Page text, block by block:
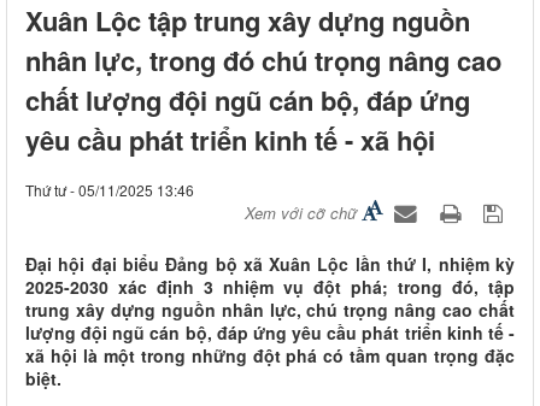
Xuân Lộc tập trung xây dựng nguồn
nhân lực, trong đó chú trọng nâng cao
chất lượng đội ngũ cán bộ, đáp ứng
yêu cầu phát triển kinh tế - xã hội
Thứ tư - 05/11/2025 13:46
Xem với cỡ chữ
Đại hội đại biểu Đảng bộ xã Xuân Lộc lần thứ I, nhiệm kỳ
2025-2030 xác định 3 nhiệm vụ đột phá; trong đó, tập
trung xây dựng nguồn nhân lực, chú trọng nâng cao chất
lượng đội ngũ cán bộ, đáp ứng yêu cầu phát triển kinh tế -
xã hội là một trong những đột phá có tầm quan trọng đặc
biệt.